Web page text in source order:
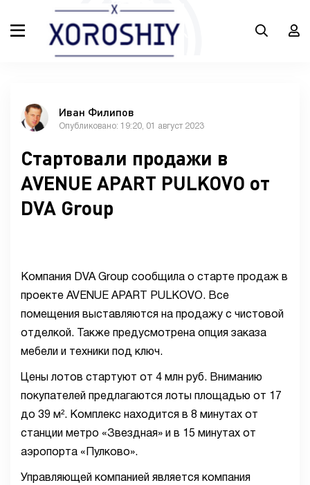
Иван Филипов
Опубликовано: 19:20, 01 август 2023
Стартовали продажи в
AVENUE APART PULKOVO от
DVA Group
Компания DVA Group сообщила о старте продаж в
проекте AVENUE APART PULKOVO. Все
помещения выставляются на продажу с чистовой
отделкой. Также предусмотрена опция заказа
мебели и техники под ключ.
Цены лотов стартуют от 4 млн руб. Вниманию
покупателей предлагаются лоты площадью от 17
до 39 м². Комплекс находится в 8 минутах от
станции метро «Звездная» и в 15 минутах от
аэропорта «Пулково».
Управляющей компанией является компания